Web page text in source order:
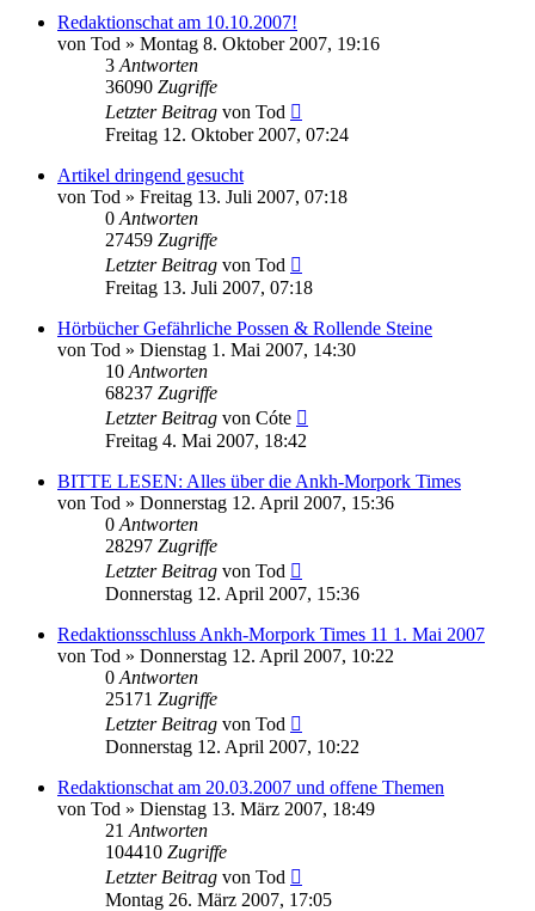
Redaktionschat am 10.10.2007!
von Tod » Montag 8. Oktober 2007, 19:16
3 Antworten
36090 Zugriffe
Letzter Beitrag von Tod
Freitag 12. Oktober 2007, 07:24
Artikel dringend gesucht
von Tod » Freitag 13. Juli 2007, 07:18
0 Antworten
27459 Zugriffe
Letzter Beitrag von Tod
Freitag 13. Juli 2007, 07:18
Hörbücher Gefährliche Possen & Rollende Steine
von Tod » Dienstag 1. Mai 2007, 14:30
10 Antworten
68237 Zugriffe
Letzter Beitrag von Cóte
Freitag 4. Mai 2007, 18:42
BITTE LESEN: Alles über die Ankh-Morpork Times
von Tod » Donnerstag 12. April 2007, 15:36
0 Antworten
28297 Zugriffe
Letzter Beitrag von Tod
Donnerstag 12. April 2007, 15:36
Redaktionsschluss Ankh-Morpork Times 11 1. Mai 2007
von Tod » Donnerstag 12. April 2007, 10:22
0 Antworten
25171 Zugriffe
Letzter Beitrag von Tod
Donnerstag 12. April 2007, 10:22
Redaktionschat am 20.03.2007 und offene Themen
von Tod » Dienstag 13. März 2007, 18:49
21 Antworten
104410 Zugriffe
Letzter Beitrag von Tod
Montag 26. März 2007, 17:05